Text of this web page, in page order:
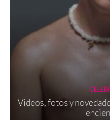
Videos, fotos y